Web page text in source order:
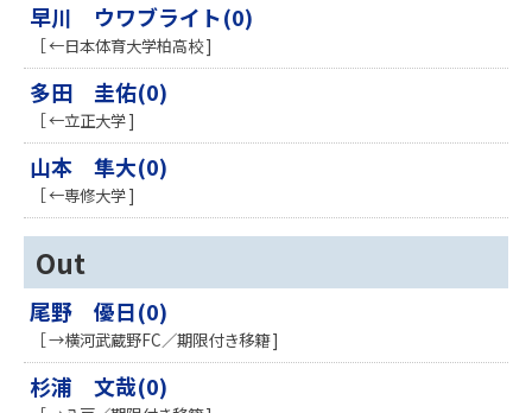
早川 ウワブライト(0)
［ ←日本体育大学柏高校 ]
多田 圭佑(0)
［ ←立正大学 ]
山本 隼大(0)
［ ←専修大学 ]
Out
尾野 優日(0)
［ →横河武蔵野FC／期限付き移籍 ]
杉浦 文哉(0)